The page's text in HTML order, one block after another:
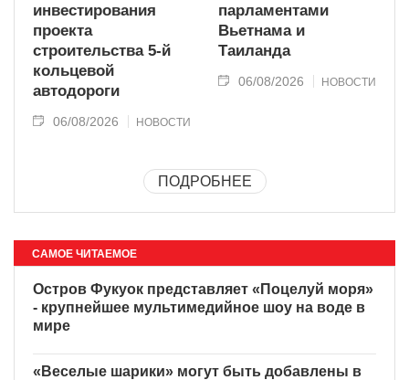
инвестирования
проекта
строительства 5-й
кольцевой
автодороги
06/08/2026 НОВОСТИ
парламентами
Вьетнама и
Таиланда
06/08/2026 НОВОСТИ
ПОДРОБНЕЕ
САМОЕ ЧИТАЕМОЕ
Остров Фукуок представляет «Поцелуй моря»
- крупнейшее мультимедийное шоу на воде в
мире
«Веселые шарики» могут